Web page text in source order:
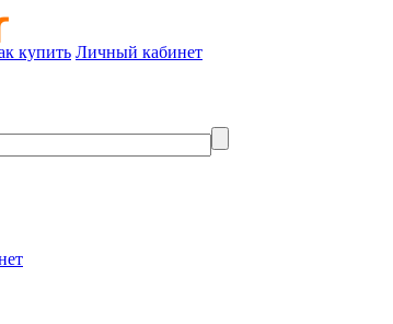
купить Личный кабинет